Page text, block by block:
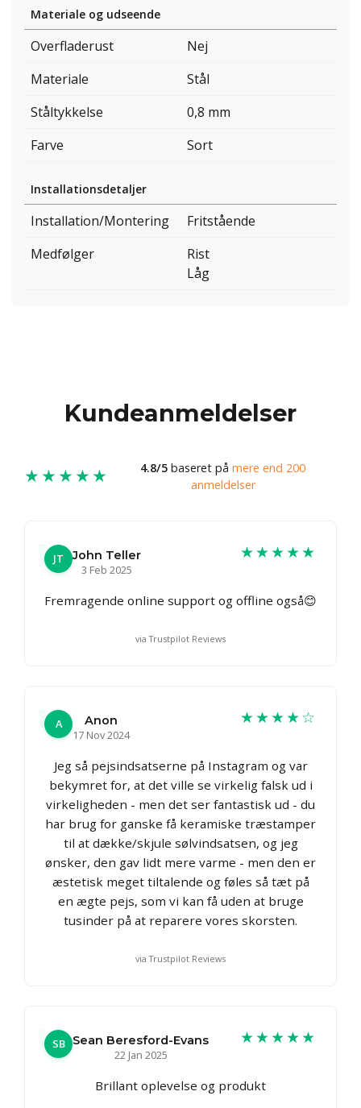
Materiale og udseende
Overfladerust
Nej
Materiale
Stål
Ståltykkelse
0,8 mm
Farve
Sort
Installationsdetaljer
Installation/Montering
Fritstående
Medfølger
Rist
Låg
Kundeanmeldelser
★★★★★ 4.8/5 baseret på mere end 200
anmeldelser
JT
John Teller
3 Feb 2025
★★★★★
Fremragende online support og offline også😊
via Trustpilot Reviews
A
Anon
17 Nov 2024
★★★★☆
Jeg så pejsindsatserne på Instagram og var
bekymret for, at det ville se virkelig falsk ud i
virkeligheden - men det ser fantastisk ud - du
har brug for ganske få keramiske træstamper
til at dække/skjule sølvindsatsen, og jeg
ønsker, den gav lidt mere varme - men den er
æstetisk meget tiltalende og føles så tæt på
en ægte pejs, som vi kan få uden at bruge
tusinder på at reparere vores skorsten.
via Trustpilot Reviews
SB Sean Beresford-Evans
22 Jan 2025
★★★★★
Brillant oplevelse og produkt